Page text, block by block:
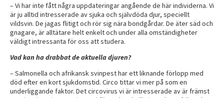
– Vi har inte fått några uppdateringar angående de här individerna. Vi
är ju alltid intresserade av sjuka och självdöda djur, speciellt
vildsvin. De jagas flitigt och rör sig nära bondgårdar. De äter säd och
gnagare, är alltätare helt enkelt och under alla omständigheter
väldigt intressanta för oss att studera.
Vad kan ha drabbat de aktuella djuren?
– Salmonella och afrikansk svinpest har ett liknande förlopp med
död efter en kort sjukdomstid. Circo tittar vi mer på som en
underliggande faktor. Det circovirus vi är intresserade av är främst